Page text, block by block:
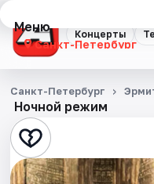
Концерты
Меню
Санкт-Петербург
Концерты
Театр
Стендап
Ночной режим
Санкт-Петербург